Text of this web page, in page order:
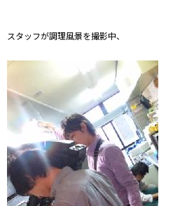
スタッフが調理風景を撮影中、